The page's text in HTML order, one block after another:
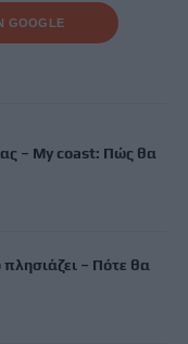
GOOGLE
– My coast: Πώς θα
– Πότε θα